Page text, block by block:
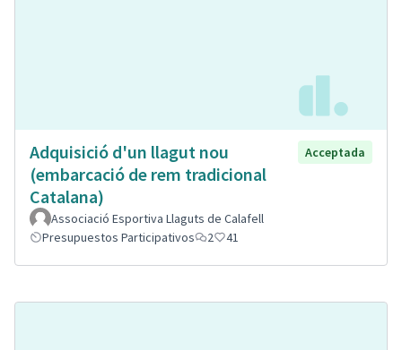
Adquisició d'un llagut nou
(embarcació de rem tradicional
Catalana)
Acceptada
Associació Esportiva Llaguts de Calafell
Presupuestos Participativos
2 41